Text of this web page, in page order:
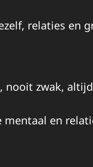
relaties en
zwak,
mentaal en